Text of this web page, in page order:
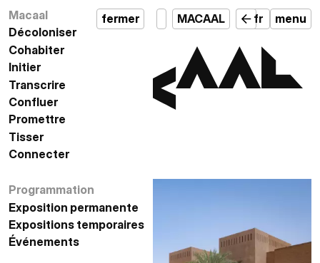
إغلاق
تفكيك الاستعمار
التعايش
التدوين
الاتصال
البرمجة
معرض دائم
المعارض المؤقتة
الأحداث
fermer
Macaal
Décoloniser
Cohabiter
Initier
Transcrire
Confluer
Promettre
Tisser
Connecter
Programmation
Exposition permanente
Expositions temporaires
Événements
قائمة MACAAL fr menu